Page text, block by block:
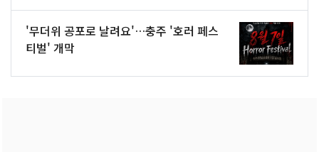
'무더위 공포로 날려요'…충주 '호러 페스
티벌' 개막